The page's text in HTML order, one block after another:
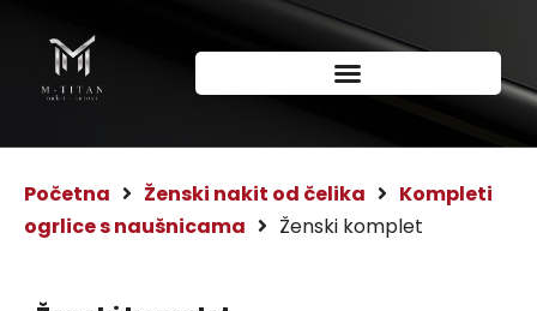
Početna Ženski nakit od čelika
Kompleti
ogrlice s naušnicama
Ženski komplet